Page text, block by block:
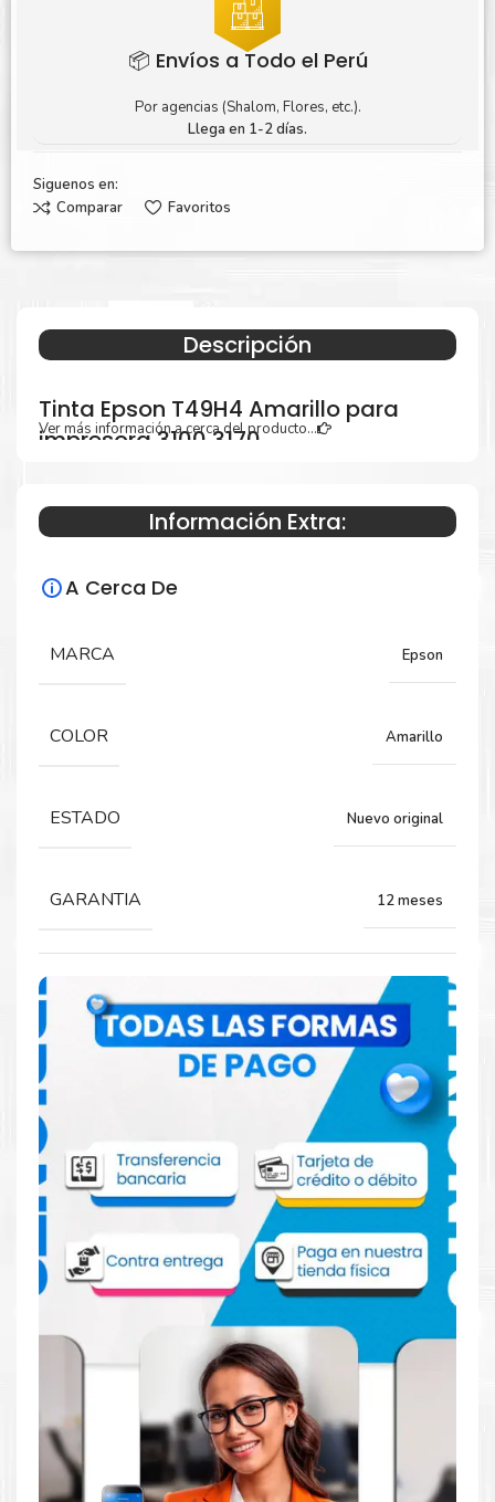
📦 Envíos a Todo el Perú
Por agencias (Shalom, Flores, etc.).
Llega en 1-2 días.
Siguenos en:
Comparar
Favoritos
Descripción
Tinta Epson T49H4 Amarillo para
impresora 3100 3170
Especificaciones Técnicas
Para impresoras:
T3170X.
Comprar Tinta Epson T49H4 Amarillo
para impresora 3100 3170
Aprovecha nuestra experiencia y atención para adquirir tus
productos. Tenemos promociones todos los dias. Escríbenos o
visítanos hoy para encontrar la solución perfecta para tu
impresoraEpson, como laTinta Epson T49H4 Amarillo para
Dónde comprar Tinta para impresora
3100 3170 en Lima o para provincia
Tienda autorizada porEpson. Descubre la mejor manera de
Ver más información a cerca del producto...
Información Extra:
A Cerca De
MARCA Epson
COLOR Amarillo
ESTADO Nuevo original
GARANTIA 12 meses